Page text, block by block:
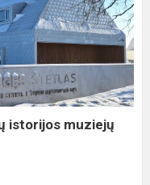
istorijos muziejų